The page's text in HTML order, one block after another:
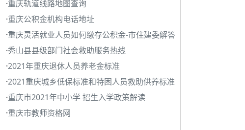
·重庆轨道线路地图查询
·重庆公积金机构电话地址
·重庆灵活就业人员如何缴存公积金-市住建委解答
·秀山县县级部门社会救助服务热线
·2021年重庆退休人员养老金标准
·2021重庆城乡低保标准和特困人员救助供养标准
·重庆市2021年中小学 招生入学政策解读
·重庆市教师资格网